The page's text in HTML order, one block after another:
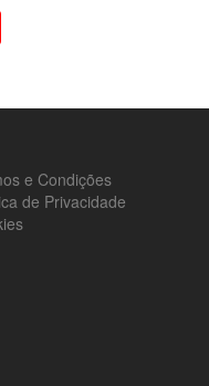
e Condições
de Privacidade